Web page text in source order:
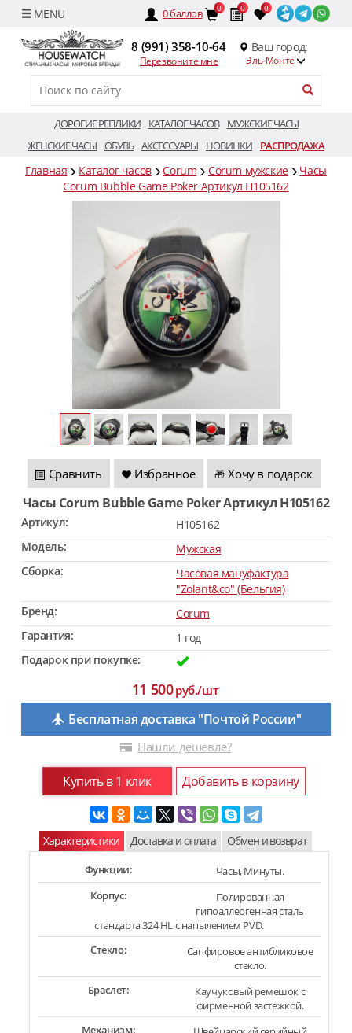
0баллов 0 0 0
8 (991) 358-10-64
Перезвоните мне
Ваш город:
Эль-Монте
ДОРОГИЕ РЕПЛИКИ КАТАЛОГ ЧАСОВ
МУЖСКИЕ ЧАСЫ
ЖЕНСКИЕ ЧАСЫ ОБУВЬ АКСЕССУАРЫ НОВИНКИ РАСПРОДАЖА
Главная Каталог часов Corum Corum мужские
Часы
Corum Bubble Game Poker Артикул H105162
Сравнить Избранное 🎁 Хочу в подарок
Часы Corum Bubble Game Poker Артикул H105162
Артикул:
H105162
Модель:
Мужская
Сборка:
Часовая мануфактура
"Zolant&co" (Бельгия)
Бренд:
Corum
Гарантия:
1 год
Подарок при покупке:
11 500руб./шт
Бесплатная доставка "Почтой России"
Нашли дешевле?
Купить в 1 клик Добавить в корзину
Характеристики Доставка и оплата Обмен и возврат
Функции:
Часы, Минуты.
Корпус:
Полированная
гипоаллергенная сталь
стандарта 324 HL с напылением PVD.
Стекло:
Сапфировое антибликовое
стекло.
Браслет:
Каучуковый ремешок с
фирменной застежкой.
Механизм: